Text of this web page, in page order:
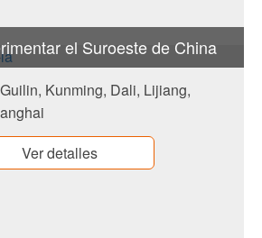
el Suroeste de China
Kunming, Dali, Lijiang,
Ver detalles